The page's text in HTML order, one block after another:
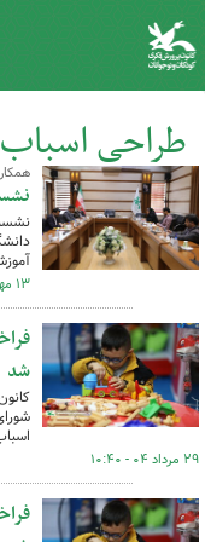
طراحی
کل اخبار:6
۱۳ مهر ۰۴ - ۰۸:۵۸
شد
۲۹ مرداد ۰۴ - ۱۰:۴۰